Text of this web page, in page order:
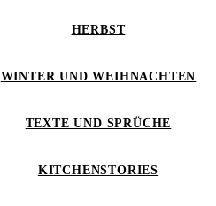
HERBST
WINTER UND WEIHNACHTEN
TEXTE UND SPRÜCHE
KITCHENSTORIES